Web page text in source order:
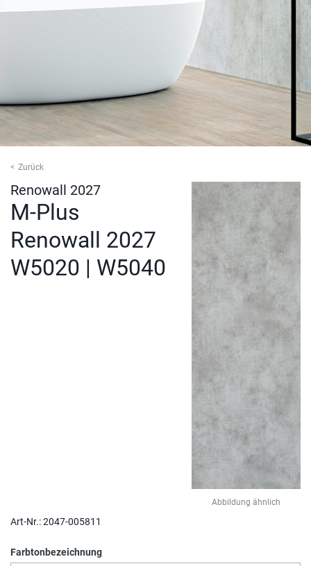
Zurück
Renowall 2027
M-Plus
Renowall 2027
W5020 | W5040
Abbildung ähnlich
Art-Nr.:2047-005811
Farbtonbezeichnung